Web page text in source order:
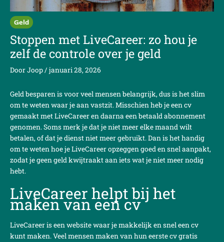
Geld
Stoppen met LiveCareer: zo hou je
zelf de controle over je geld
DoorJoop/ januari 28, 2026
Geld besparen is voor veel mensen belangrijk, dus is het slim
om te weten waar je aan vastzit. Misschien heb je een cv
gemaakt met LiveCareer en daarna een betaald abonnement
genomen. Soms merk je dat je niet meer elke maand wilt
betalen, of dat je dienst niet meer gebruikt. Dan is het handig
om te weten hoe je LiveCareer opzeggen goed en snel aanpakt,
zodat je geen geld kwijtraakt aan iets wat je niet meer nodig
hebt.
LiveCareer helpt bij het
maken van een cv
LiveCareer is een website waar je makkelijk en snel een cv
kunt maken. Veel mensen maken van hun eerste cv gratis